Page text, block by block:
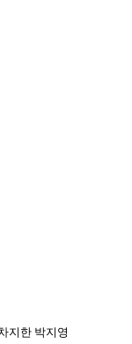
지한 박지영